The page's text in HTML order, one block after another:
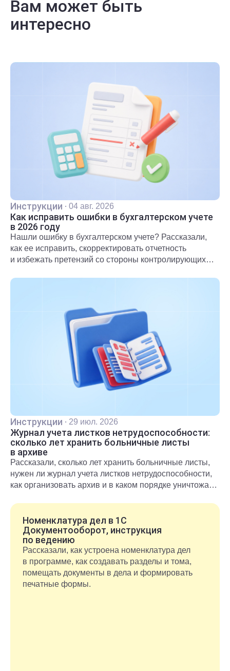
Вам может быть
интересно
Инструкции · 04 авг. 2026
Как исправить ошибки в бухгалтерском учете
в 2026 году
Нашли ошибку в бухгалтерском учете? Рассказали,
как ее исправить, скорректировать отчетность
и избежать претензий со стороны контролирующих
Инструкции · 29 июл. 2026
Журнал учета листков нетрудоспособности:
сколько лет хранить больничные листы
в архиве
Рассказали, сколько лет хранить больничные листы,
нужен ли журнал учета листков нетрудоспособности,
как организовать архив и в каком порядке уничтожать
Номенклатура дел в 1С
Документооборот, инструкция
по ведению
Рассказали, как устроена номенклатура дел
в программе, как создавать разделы и тома,
помещать документы в дела и формировать
печатные формы.